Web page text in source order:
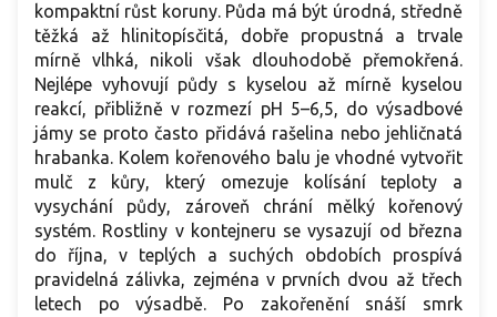
kompaktní růst koruny. Půda má být úrodná, středně
těžká až hlinitopísčitá, dobře propustná a trvale
mírně vlhká, nikoli však dlouhodobě přemokřená.
Nejlépe vyhovují půdy s kyselou až mírně kyselou
reakcí, přibližně v rozmezí pH 5–6,5, do výsadbové
jámy se proto často přidává rašelina nebo jehličnatá
hrabanka. Kolem kořenového balu je vhodné vytvořit
mulč z kůry, který omezuje kolísání teploty a
vysychání půdy, zároveň chrání mělký kořenový
systém. Rostliny v kontejneru se vysazují od března
do října, v teplých a suchých obdobích prospívá
pravidelná zálivka, zejména v prvních dvou až třech
letech po výsadbě. Po zakořenění snáší smrk